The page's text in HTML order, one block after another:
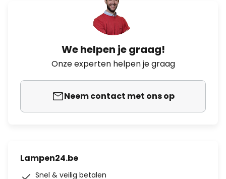
We helpen je graag!
Onze experten helpen je graag
Neem contact met ons op
Lampen24.be
Snel & veilig betalen